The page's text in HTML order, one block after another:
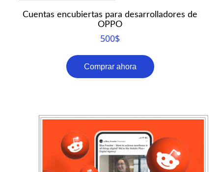
Cuentas encubiertas para desarrolladores de
OPPO
500$
Comprar ahora